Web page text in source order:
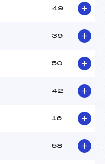
19.3600
49
39
50
42
16
58